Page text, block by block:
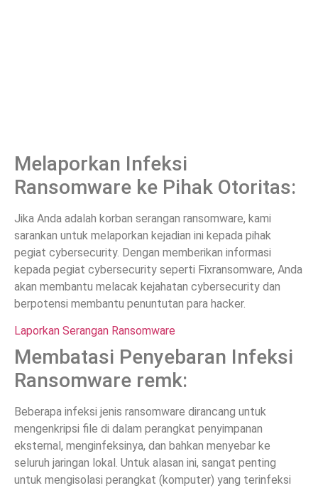
Melaporkan Infeksi
Ransomware ke Pihak Otoritas:
Jika Anda adalah korban serangan ransomware, kami
sarankan untuk melaporkan kejadian ini kepada pihak
pegiat cybersecurity. Dengan memberikan informasi
kepada pegiat cybersecurity seperti Fixransomware, Anda
akan membantu melacak kejahatan cybersecurity dan
berpotensi membantu penuntutan para hacker.
Laporkan Serangan Ransomware
Membatasi Penyebaran Infeksi
Ransomware remk:
Beberapa infeksi jenis ransomware dirancang untuk
mengenkripsi file di dalam perangkat penyimpanan
eksternal, menginfeksinya, dan bahkan menyebar ke
seluruh jaringan lokal. Untuk alasan ini, sangat penting
untuk mengisolasi perangkat (komputer) yang terinfeksi